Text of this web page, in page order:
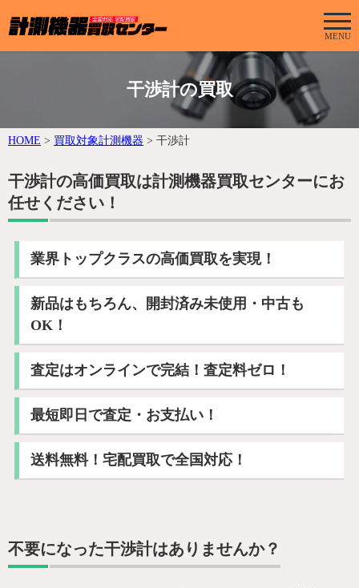
MENU
干渉計の買取
HOME > 買取対象計測機器 > 干渉計
干渉計の高価買取は計測機器買取センターにお
任せください！
業界トップクラスの高価買取を実現！
新品はもちろん、開封済み未使用・中古も
OK！
査定はオンラインで完結！査定料ゼロ！
最短即日で査定・お支払い！
送料無料！宅配買取で全国対応！
不要になった干渉計はありませんか？